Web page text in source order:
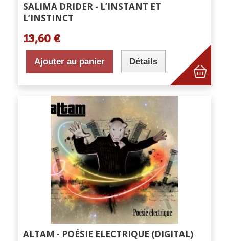
SALIMA DRIDER - L’INSTANT ET
L’INSTINCT
13,60 €
Ajouter au panier Détails
ALTAM - POÉSIE ELECTRIQUE (DIGITAL)